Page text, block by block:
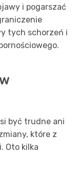
i pogarszać
tych schorzeń i
być trudne ani
które z
Oto kilka